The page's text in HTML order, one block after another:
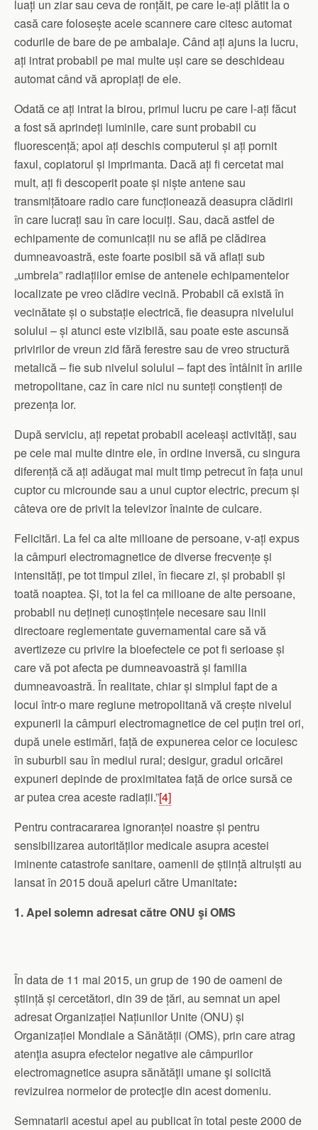
luați un ziar sau ceva de ronțăit, pe care le-ați plătit la o
casă care folosește acele scannere care citesc automat
codurile de bare de pe ambalaje. Când ați ajuns la lucru,
ați intrat probabil pe mai multe uși care se deschideau
automat când vă apropiați de ele.
Odată ce ați intrat la birou, primul lucru pe care l-ați făcut
a fost să aprindeți luminile, care sunt probabil cu
fluorescență; apoi ați deschis computerul și ați pornit
faxul, copiatorul și imprimanta. Dacă ați fi cercetat mai
mult, ați fi descoperit poate și niște antene sau
transmițătoare radio care funcționează deasupra clădirii
în care lucrați sau în care locuiți. Sau, dacă astfel de
echipamente de comunicații nu se află pe clădirea
dumneavoastră, este foarte posibil să vă aflați sub
„umbrela” radiațiilor emise de antenele echipamentelor
localizate pe vreo clădire vecină. Probabil că există în
vecinătate și o substație electrică, fie deasupra nivelului
solului – și atunci este vizibilă, sau poate este ascunsă
privirilor de vreun zid fără ferestre sau de vreo structură
metalică – fie sub nivelul solului – fapt des întâlnit în ariile
metropolitane, caz în care nici nu sunteți conștienți de
prezența lor.
După serviciu, ați repetat probabil aceleași activități, sau
pe cele mai multe dintre ele, în ordine inversă, cu singura
diferență că ați adăugat mai mult timp petrecut în fața unui
cuptor cu microunde sau a unui cuptor electric, precum și
câteva ore de privit la televizor înainte de culcare.
Felicitări. La fel ca alte milioane de persoane, v-ați expus
la câmpuri electromagnetice de diverse frecvențe și
intensități, pe tot timpul zilei, în fiecare zi, și probabil și
toată noaptea. Și, tot la fel ca milioane de alte persoane,
probabil nu dețineți cunoștințele necesare sau linii
directoare reglementate guvernamental care să vă
avertizeze cu privire la bioefectele ce pot fi serioase și
care vă pot afecta pe dumneavoastră și familia
dumneavoastră. În realitate, chiar și simplul fapt de a
locui într-o mare regiune metropolitană vă crește nivelul
expunerii la câmpuri electromagnetice de cel puțin trei ori,
după unele estimări, față de expunerea celor ce locuiesc
în suburbii sau în mediul rural; desigur, gradul oricărei
expuneri depinde de proximitatea față de orice sursă ce
ar putea crea aceste radiații.”[4]
Pentru contracararea ignoranței noastre și pentru
sensibilizarea autorităților medicale asupra acestei
iminente catastrofe sanitare, oamenii de știință altruiști au
lansat în 2015 două apeluri către Umanitate:
1. Apel solemn adresat către ONU şi OMS
În data de 11 mai 2015, un grup de 190 de oameni de
știință și cercetători, din 39 de țări, au semnat un apel
adresat Organizației Națiunilor Unite (ONU) și
Organizației Mondiale a Sănătății (OMS), prin care atrag
atenţia asupra efectelor negative ale câmpurilor
electromagnetice asupra sănătăţii umane şi solicită
revizuirea normelor de protecţie din acest domeniu.
Semnatarii acestui apel au publicat în total peste 2000 de